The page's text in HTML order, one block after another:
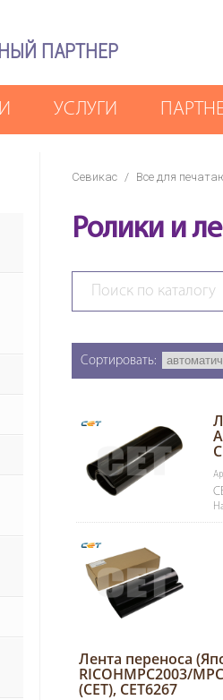
ПАРТНЕР
УСЛУГИ
Севикас / Все для
Ролики и
Сортировать:
Лента переноса
RICOHMPC2003/
(CET), CET6267